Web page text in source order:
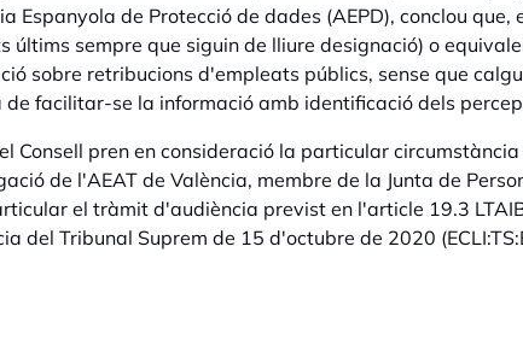
Espanyola de Protecció de dades (AEPD), conclou
últims sempre que siguin de lliure designació) o
sobre retribucions d'empleats públics, sense que
de facilitar-se la informació amb identificació dels
Consell pren en consideració la particular
de l'AEAT de València, membre de la Junta de
el tràmit d'audiència previst en l'article 19.3
del Tribunal Suprem de 15 d'octubre de 2020